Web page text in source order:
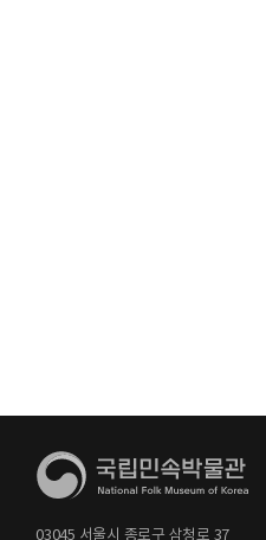
03045 서울시 종로구 삼청로 37